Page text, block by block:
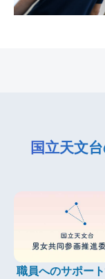
国立天文
職員へのサポー